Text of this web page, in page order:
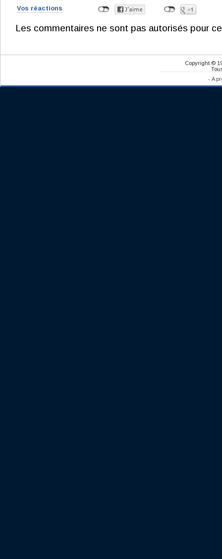
Vos réactions
Les commentaires ne sont pas autorisés pour
Copyright ©
- A